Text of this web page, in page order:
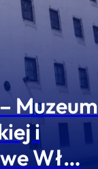
Muzeum
i
Wł…